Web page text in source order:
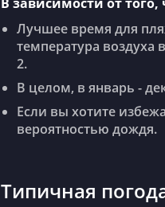
Лучшее время для
температура воздуха
2.
В целом, в январь -
Если вы хотите
вероятностью дождя.
Типичная